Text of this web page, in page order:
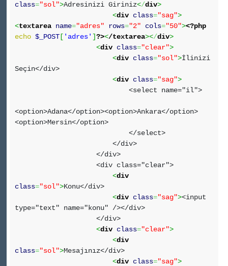
class="sol">Adresinizi Giriniz</div>
<div class="sag">
<textarea name="adres" rows="2" cols="50"><?php
echo $_POST [ 'adres' ]?></textarea></div>
<div class="clear">
<div class="sol">İlinizi
Seçin</div>
<div class="sag">
<select name="il">
<option>Adana</option><option>Ankara</option>
<option>Mersin</option>
</select>
</div>
</div>
<div class="clear">
<div
class="sol">Konu</div>
<div class="sag"><input
type="text" name="konu" /></div>
</div>
<div class="clear">
<div
class="sol">Mesajınız</div>
<div class="sag">